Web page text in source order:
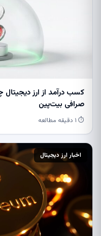
کسب درآمد از ارز
صرافی بیت‌پین
⏱ ۱ دقیقه مطالعه
اخبار ارز دیجیتال